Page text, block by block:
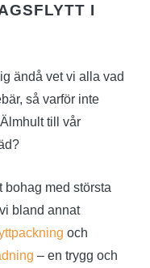
I
ändå vet vi alla vad
så varför inte
till vår
bohag med största
bland annat
och
– en trygg och